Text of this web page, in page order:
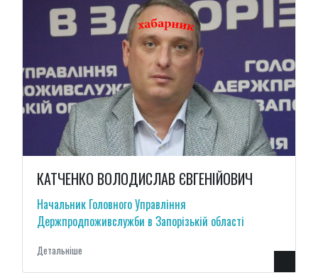
КАТЧЕНКО ВОЛОДИСЛАВ ЄВГЕНІЙОВИЧ
Начальник Головного Управління
Держпродпоживслужби в Запорізькій області
Детальнiше